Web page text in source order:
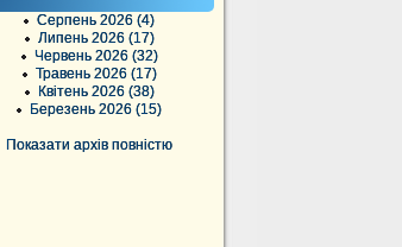
Серпень 2026 (4)
Липень 2026 (17)
Червень 2026 (32)
Травень 2026 (17)
Квітень 2026 (38)
Березень 2026 (15)
Показати архів повністю